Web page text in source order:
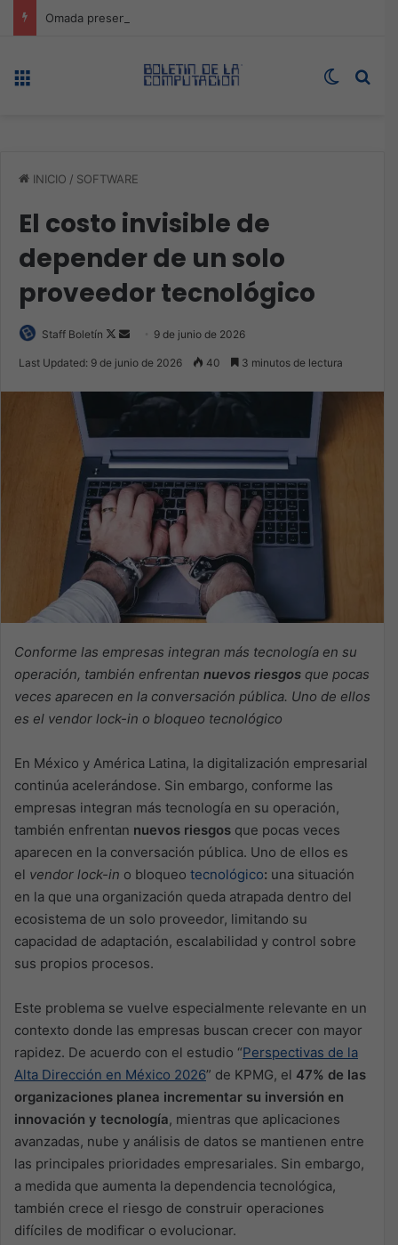
Switch
INICIO / SOFTWARE
El costo invisible de
depender de un solo
proveedor tecnológico
Staff Boletín
Follow
Send 9 de junio de 2026
Last Updated: 9 de junio de 2026 40 3 minutos de lectura
Conforme las empresas integran más tecnología en su
operación, también enfrentan nuevos riesgos que pocas
veces aparecen en la conversación pública. Uno de ellos
es el vendor lock-in o bloqueo tecnológico
En México y América Latina, la digitalización empresarial
continúa acelerándose. Sin embargo, conforme las
empresas integran más tecnología en su operación,
también enfrentan nuevos riesgos que pocas veces
aparecen en la conversación pública. Uno de ellos es
el vendor lock-in o bloqueo tecnológico: una situación
en la que una organización queda atrapada dentro del
ecosistema de un solo proveedor, limitando su
capacidad de adaptación, escalabilidad y control sobre
sus propios procesos.
Este problema se vuelve especialmente relevante en un
contexto donde las empresas buscan crecer con mayor
rapidez. De acuerdo con el estudio “Perspectivas de la
Alta Dirección en México 2026” de KPMG, el 47% de las
organizaciones planea incrementar su inversión en
innovación y tecnología, mientras que aplicaciones
avanzadas, nube y análisis de datos se mantienen entre
las principales prioridades empresariales. Sin embargo,
a medida que aumenta la dependencia tecnológica,
también crece el riesgo de construir operaciones
difíciles de modificar o evolucionar.